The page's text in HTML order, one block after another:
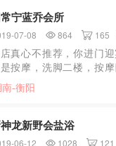
宁蓝乔会所
07-08 864 165
真心不推荐，你进门
按摩，洗脚二楼，按
，而且，每次，只叫一
就说技师在上钟。我反正
-衡阳
龙新野会盐浴
06-12 1028 121